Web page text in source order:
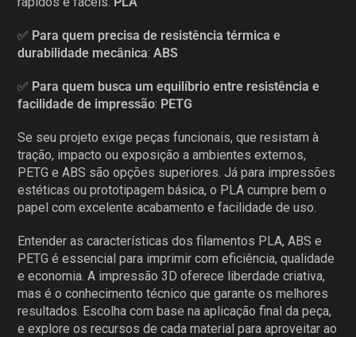
✅ Para quem precisa de resistência térmica e
durabilidade mecânica:ABS
✅ Para quem busca um equilíbrio entre resistência e
facilidade de impressão: PETG
Se seu projeto exige peças funcionais, que resistam à
tração, impacto ou exposição a ambientes externos,
PETG e ABS são opções superiores. Já para impressões
estéticas ou prototipagem básica, o PLA cumpre bem o
papel com excelente acabamento e facilidade de uso.
Entender as características dos filamentos PLA, ABS e
PETG é essencial para imprimir com eficiência, qualidade
e economia. A impressão 3D oferece liberdade criativa,
mas é o conhecimento técnico que garante os melhores
resultados. Escolha com base na aplicação final da peça,
e explore os recursos de cada material para aproveitar ao